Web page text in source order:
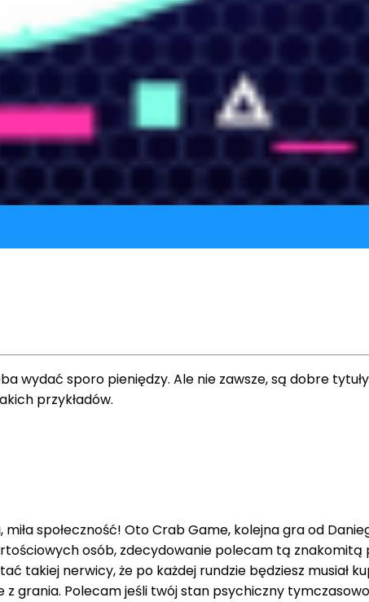
wydać sporo pieniędzy. Ale nie zawsze, są dobre
przykładów.
społeczność! Oto Crab Game, kolejna gra od
osób, zdecydowanie polecam tą znakomitą
takiej nerwicy, że po każdej rundzie będziesz musiał
grania. Polecam jeśli twój stan psychiczny